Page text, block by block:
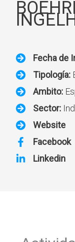
Fecha de
Tipología:
Ambito:
Sector:
Website
Facebook
Linkedin